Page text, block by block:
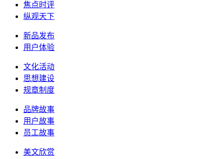
焦点时评
纵观天下
新品发布
用户体验
文化活动
思想建设
规章制度
品牌故事
用户故事
员工故事
美文欣赏